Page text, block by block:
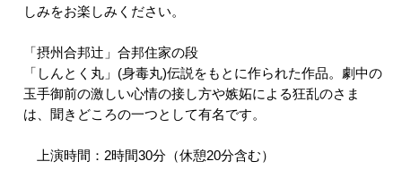
しみをお楽しみください。
「摂州合邦辻」合邦住家の段
「しんとく丸」(身毒丸)伝説をもとに作られた作品。劇中の
玉手御前の激しい心情の接し方や嫉妬による狂乱のさま
は、聞きどころの一つとして有名です。
上演時間：2時間30分（休憩20分含む）